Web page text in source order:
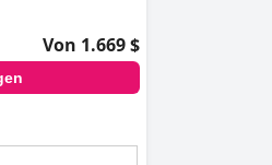
Von 1.669 $